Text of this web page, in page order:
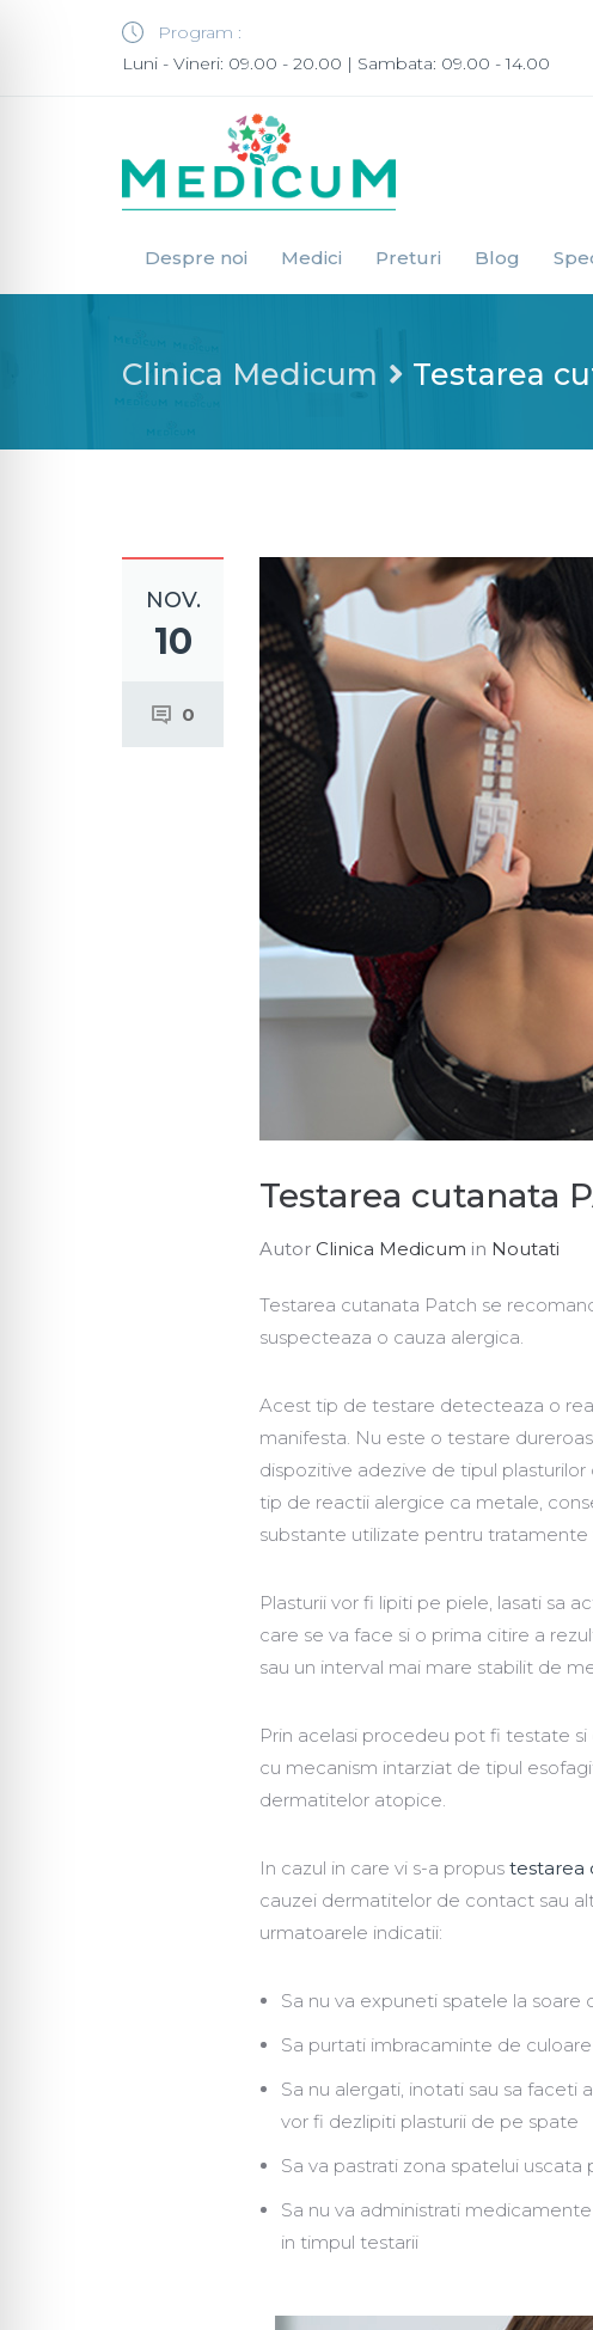
Program :
Luni - Vineri: 09.00 - 20.00 | Sambata: 09.00 - 14.00
Despre noi Medici Preturi Blog
Clinica Medicum Testarea
NOV.
10
0
Testarea cutanata
Autor Clinica Medicum in Noutati
Testarea cutanata Patch se
suspecteaza o cauza alergica.
Acest tip de testare detecteaza o
manifesta. Nu este o testare
dispozitive adezive de tipul
tip de reactii alergice ca metale,
substante utilizate pentru
Plasturii vor fi lipiti pe piele, lasati sa
care se va face si o prima citire a
sau un interval mai mare stabilit de
Prin acelasi procedeu pot fi testate
cu mecanism intarziat de tipul
dermatitelor atopice.
In cazul in care vi s-a propus testarea
cauzei dermatitelor de contact sau
urmatoarele indicatii:
Sa nu va expuneti spatele la
Sa purtati imbracaminte de
Sa nu alergati, inotati sau sa faceti
vor fi dezlipiti plasturii de pe spate
Sa va pastrati zona spatelui
Sa nu va administrati
in timpul testarii